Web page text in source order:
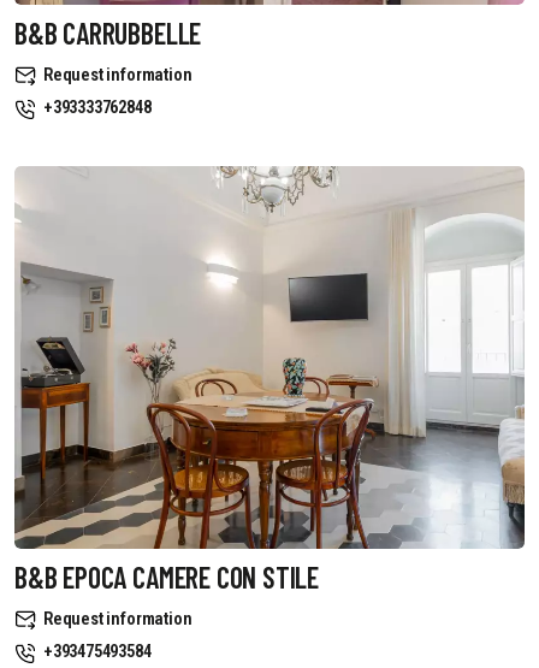
B&B CARRUBBELLE
Request information
+393333762848
B&B EPOCA CAMERE CON STILE
Request information
+393475493584